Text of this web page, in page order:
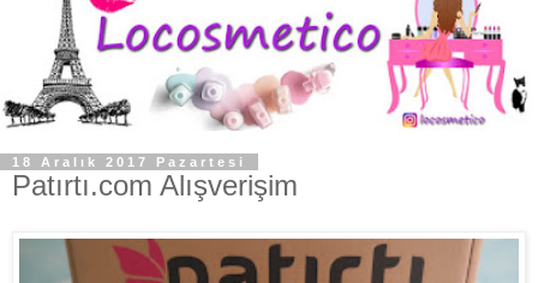
18 Aralık 2017 Pazartesi
Patırtı.com Alışverişim